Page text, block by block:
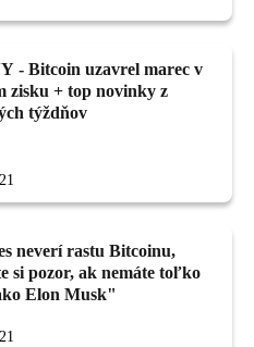
- Bitcoin uzavrel marec v
zisku + top novinky z
týždňov
neverí rastu Bitcoinu,
si pozor, ak nemáte toľko
Elon Musk"